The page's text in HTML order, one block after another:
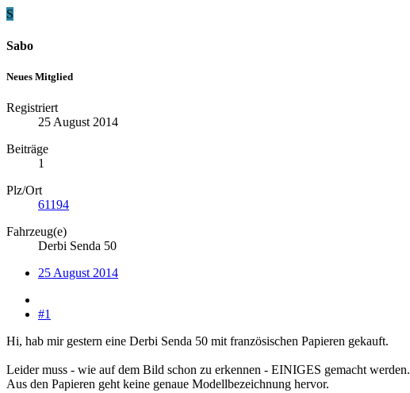
S
Sabo
Neues Mitglied
Registriert
25 August 2014
Beiträge
1
Plz/Ort
61194
Fahrzeug(e)
Derbi Senda 50
25 August 2014
#1
Hi, hab mir gestern eine Derbi Senda 50 mit französischen Papieren gekauft.
Leider muss - wie auf dem Bild schon zu erkennen - EINIGES gemacht werden.
Aus den Papieren geht keine genaue Modellbezeichnung hervor.